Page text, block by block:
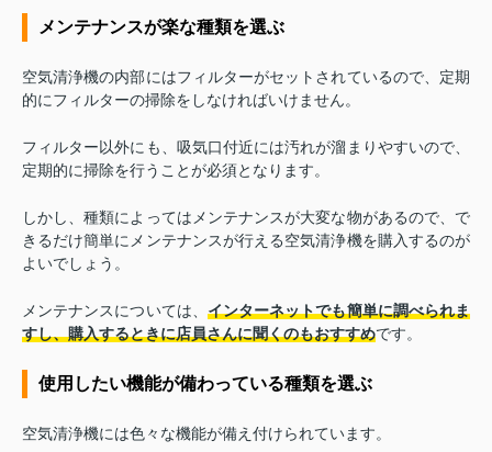
メンテナンスが楽な種類を選ぶ
空気清浄機の内部にはフィルターがセットされているので、定期
的にフィルターの掃除をしなければいけません。
フィルター以外にも、吸気口付近には汚れが溜まりやすいので、
定期的に掃除を行うことが必須となります。
しかし、種類によってはメンテナンスが大変な物があるので、で
きるだけ簡単にメンテナンスが行える空気清浄機を購入するのが
よいでしょう。
メンテナンスについては、 インターネットでも簡単に調べられま
すし、購入するときに店員さんに聞くのもおすすめです。
使用したい機能が備わっている種類を選ぶ
空気清浄機には色々な機能が備え付けられています。